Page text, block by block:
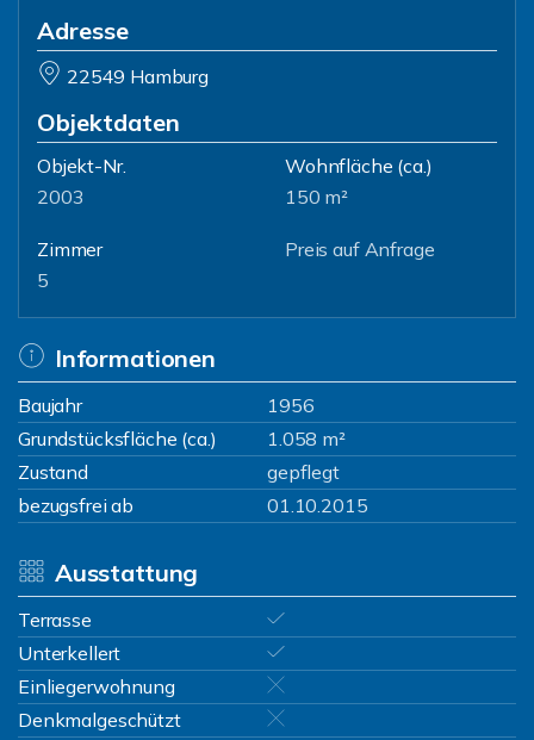
Adresse
22549 Hamburg
Objektdaten
Objekt-Nr.
2003
Wohnfläche (ca.)
150 m²
Zimmer
5
Preis auf Anfrage
Informationen
Baujahr
1956
Grundstücksfläche (ca.)
1.058 m²
Zustand
gepflegt
bezugsfrei ab
01.10.2015
Ausstattung
Terrasse
Unterkellert
Einliegerwohnung
Denkmalgeschützt